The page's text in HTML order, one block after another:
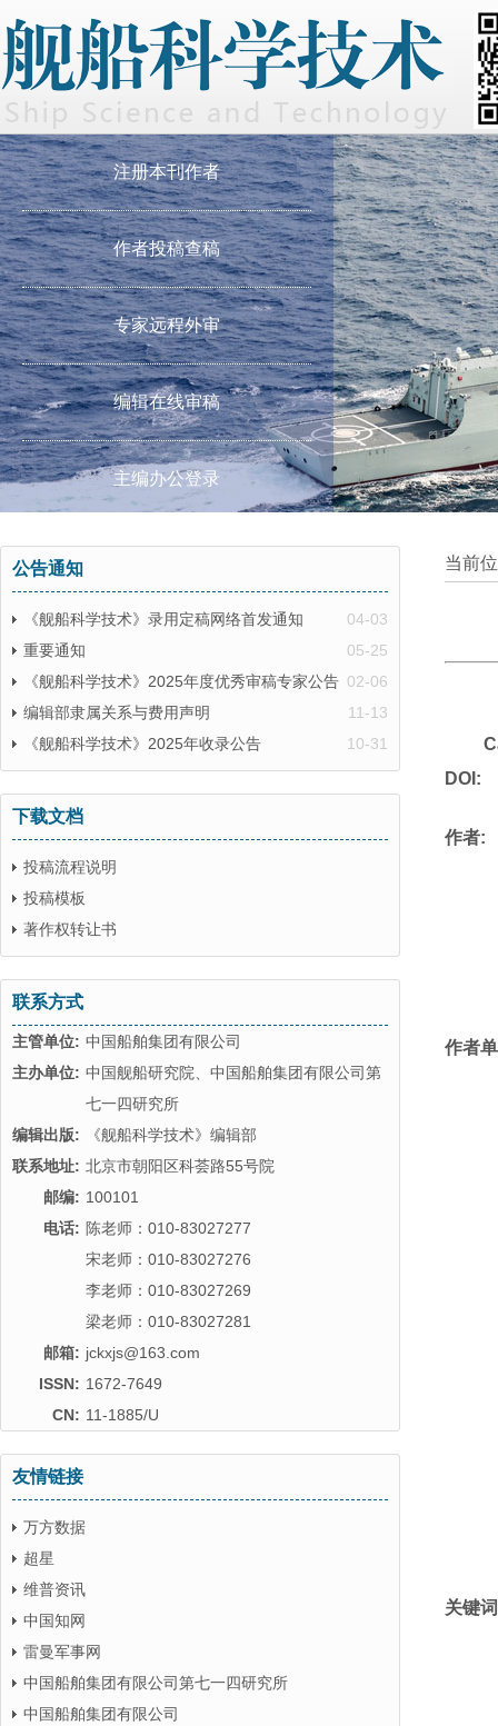
注册本刊作者
作者投稿查稿
专家远程外审
编辑在线审稿
主编办公登录
公告通知
04-03
《舰船科学技术》录用定稿网络首发通知
05-25
重要通知
02-06
《舰船科学技术》2025年度优秀审稿专家公告
11-13
编辑部隶属关系与费用声明
10-31
《舰船科学技术》2025年收录公告
下载文档
投稿流程说明
投稿模板
著作权转让书
联系方式
主管单位: 中国船舶集团有限公司
主办单位: 中国舰船研究院、中国船舶集团有限公司第
七一四研究所
编辑出版:
《舰船科学技术》编辑部
联系地址: 北京市朝阳区科荟路55号院
邮编: 100101
电话: 陈老师：010-83027277
宋老师：010-83027276
李老师：010-83027269
梁老师：010-83027281
邮箱: jckxjs@163.com
ISSN: 1672-7649
CN: 11-1885/U
友情链接
万方数据
超星
维普资讯
中国知网
雷曼军事网
中国船舶集团有限公司第七一四研究所
中国船舶集团有限公司
当前
DOI:
作者:
作者
关键